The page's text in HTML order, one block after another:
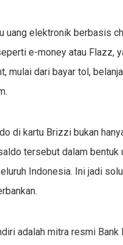
uang elektronik berbasis
e-money atau Flazz,
mulai dari bayar tol,
di kartu Brizzi bukan
tersebut dalam bentuk
Indonesia. Ini jadi
adalah mitra resmi